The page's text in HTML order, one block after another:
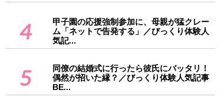
4
甲子園の応援強制参加に、母親が猛クレー
ム「ネットで告発する」／びっくり体験人
気記...
5
同僚の結婚式に行ったら彼氏にバッタリ！
偶然が招いた縁？／びっくり体験人気記事
BE...